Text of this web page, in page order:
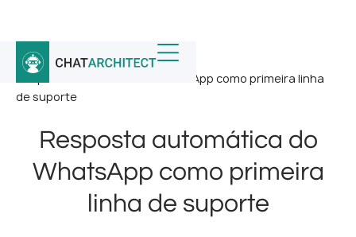
Início Notícias /
Resposta automática do WhatsApp como primeira linha
de suporte
Resposta automática do
WhatsApp como primeira
linha de suporte